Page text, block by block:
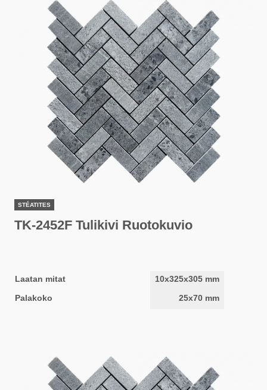
STÉATITES
TK-2452F Tulikivi Ruotokuvio
Laatan mitat
10x325x305 mm
Palakoko
25x70 mm